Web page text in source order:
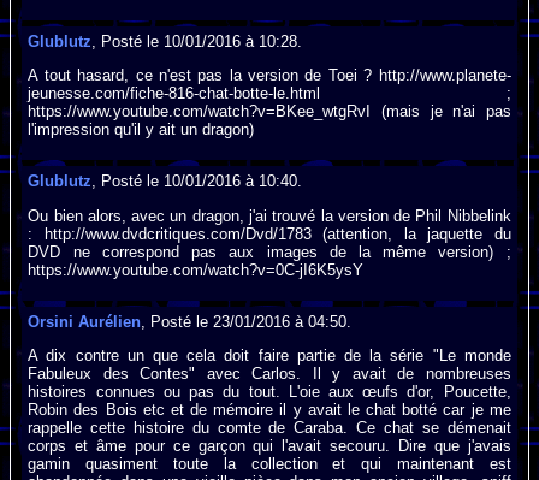
Glublutz , Posté le 10/01/2016 à 10:28.
A tout hasard, ce n'est pas la version de Toei ? http://www.planete-
jeunesse.com/fiche-816-chat-botte-le.html ;
https://www.youtube.com/watch?v=BKee_wtgRvI (mais je n'ai pas
l'impression qu'il y ait un dragon)
Glublutz, Posté le 10/01/2016 à 10:40.
Ou bien alors, avec un dragon, j'ai trouvé la version de Phil Nibbelink
: http://www.dvdcritiques.com/Dvd/1783 (attention, la jaquette du
DVD ne correspond pas aux images de la même version) ;
https://www.youtube.com/watch?v=0C-jI6K5ysY
Orsini Aurélien , Posté le 23/01/2016 à 04:50.
A dix contre un que cela doit faire partie de la série "Le monde
Fabuleux des Contes" avec Carlos. Il y avait de nombreuses
histoires connues ou pas du tout. L'oie aux œufs d'or, Poucette,
Robin des Bois etc et de mémoire il y avait le chat botté car je me
rappelle cette histoire du comte de Caraba. Ce chat se démenait
corps et âme pour ce garçon qui l'avait secouru. Dire que j'avais
gamin quasiment toute la collection et qui maintenant est